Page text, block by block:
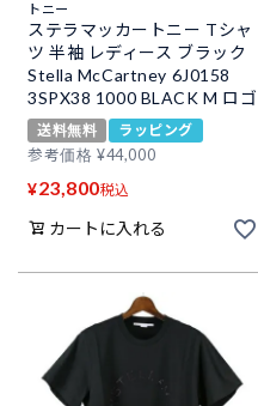
トニー
ステラマッカートニー Tシャ
ツ 半袖 レディース ブラック
Stella McCartney 6J0158
3SPX38 1000 BLACK M ロゴ
送料無料
ラッピング
参考価格 ¥44,000
¥23,800税込
カートに入れる